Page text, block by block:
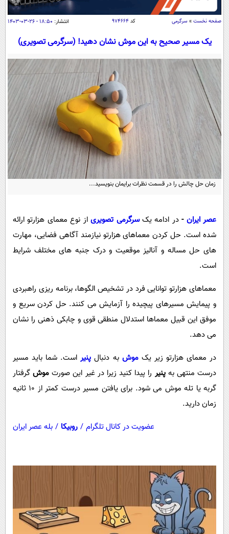
اقتصاد
اقتصادی
جامعه
حوادث
سلامت
یک برش دانایی
محیط زیست
سفر و تفریح
بین الملل
سیاست خارجی
فرهنگ و هنر
علم و دانش
فناوری و It
علمی
اخبار کریپتو
قرآن
گوناگون
سرگرمی
باشگاه مغز
فیلم
اقتصاد
سرگرمی
فناوری
حوادث
محیط زیست
اجتماعی
سیاست خارجی
عصر ایران 2
پیامک
روانشناسی
دانلود
صفحه نخست » سرگرمی کد۹۷۴۶۶۴ انتشار: ۱۸:۵۰ - ۲۶-۰۳-۱۴۰۳
یک مسیر صحیح به این موش نشان دهید! (سرگرمی تصویری)
زمان حل چالش را در قسمت نظرات برایمان بنویسید...
عصر ایران -در ادامه یکسرگرمی تصویریاز نوع معمای هزارتو ارائه
شده است. حل کردن معماهای هزارتو نیازمند آگاهی فضایی، مهارت
های حل مساله و آنالیز موقعیت و درک جنبه های مختلف شرایط
است.
معماهای هزارتو توانایی فرد در تشخیص الگوها، برنامه ریزی راهبردی
و پیمایش مسیرهای پیچیده را آزمایش می کنند. حل کردن سریع و
موفق این قبیل معماها استدلال منطقی قوی و چابکی ذهنی را نشان
می دهد.
در معمای هزارتو زیر یکموش به دنبال پنیراست. شما باید مسیر
درست منتهی بهپنیر را پیدا کنید زیرا در غیر این صورت موشگرفتار
گربه یا تله موش می شود. برای یافتن مسیر درست کمتر از 10 ثانیه
زمان دارید.
عضویت در کانال تلگرام / روبیکا / بله عصر ایران